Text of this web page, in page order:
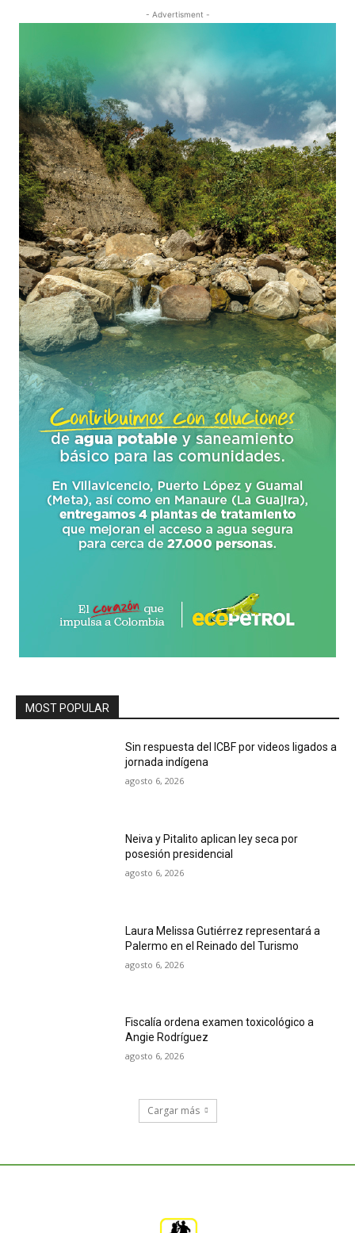
- Advertisment -
MOST POPULAR
Sin respuesta del ICBF por videos ligados a
jornada indígena
agosto 6, 2026
Neiva y Pitalito aplican ley seca por
posesión presidencial
agosto 6, 2026
Laura Melissa Gutiérrez representará a
Palermo en el Reinado del Turismo
agosto 6, 2026
Fiscalía ordena examen toxicológico a
Angie Rodríguez
agosto 6, 2026
Cargar más